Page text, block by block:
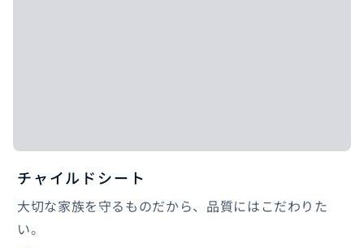
チャイルドシート
大切な家族を守るものだから、品質にはこだわりた
い。